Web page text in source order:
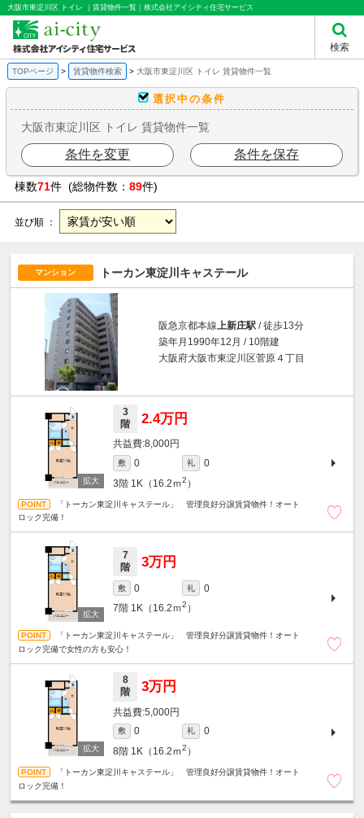
大阪市東淀川区 トイレ ｜賃貸物件一覧｜株式会社アイシティ住宅サービス
検索
TOPページ 賃貸物件検索 大阪市東淀川区 トイレ 賃貸物件一覧
選択中の条件
大阪市東淀川区 トイレ 賃貸物件一覧
条件を変更 条件を保存
棟数71件 (総物件数： 89件)
並び順 ：
マンション トーカン東淀川キャステール
阪急京都本線上新庄駅 / 徒歩13分
築年月1990年12月 / 10階建
大阪府大阪市東淀川区菅原４丁目
3
階
2.4万円
8,000円
敷 0 礼
0
3階 1K（16.2ｍ2 ）
「トーカン東淀川キャステール」 管理良好分譲賃貸物件！オート
ロック完備！
7
階
3万円
敷 0 礼
0
7階 1K（16.2ｍ2 ）
「トーカン東淀川キャステール」 管理良好分譲賃貸物件！オート
ロック完備で女性の方も安心！
8
階
3万円
5,000円
敷 0 礼
0
8階 1K（16.2ｍ2 ）
「トーカン東淀川キャステール」 管理良好分譲賃貸物件！オート
ロック完備！